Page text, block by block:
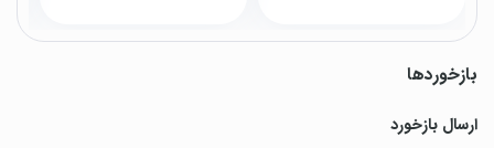
بازخوردها
ارسال بازخورد